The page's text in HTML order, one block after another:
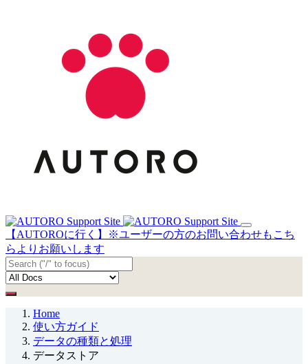
【AUTOROに行く】※ユーザーの方のお問い合わせもこち
らよりお願いします
Home
使い方ガイド
データの種類と処理
データストア